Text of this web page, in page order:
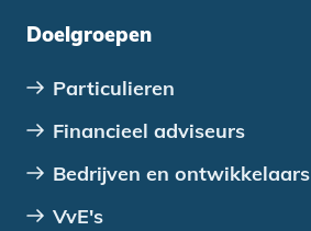
Doelgroepen
Particulieren
Financieel adviseurs
Bedrijven en ontwikkelaars
VvE's